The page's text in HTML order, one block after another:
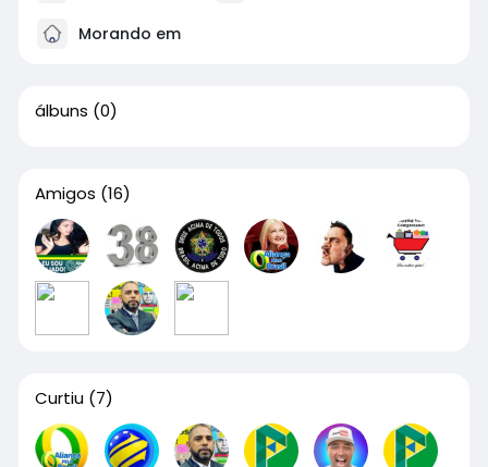
Morando em
álbuns (0)
Amigos (16)
Curtiu (7)